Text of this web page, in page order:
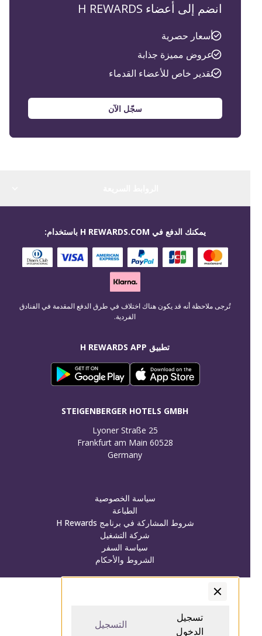
انضم إلى أعضاء H REWARDS
أسعار حصرية
عروض مميزة جذابة
تقدير خاص للأعضاء القدماء
سجّل الآن
تطبيق H REWARDS APP
STEIGENBERGER HOTELS GMBH
Germany
يمكنك الدفع في H REWARDS.COM باستخدام:
تُرجى ملاحظة أنه قد يكون هناك اختلاف في طرق الدفع المقدمة في الفنادق
الفردية.
سياسة الخصوصية
الطباعة
شروط المشاركة في برنامج H Rewards
شركة التشغيل
سياسة السفر
الشروط والأحكام
تسجيل
الدخول
التسجيل